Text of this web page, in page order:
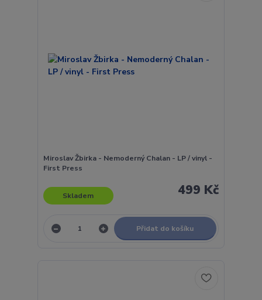
Miroslav Žbirka - Nemoderný Chalan - LP / vinyl -
First Press
499 Kč
Skladem
Přidat do košíku